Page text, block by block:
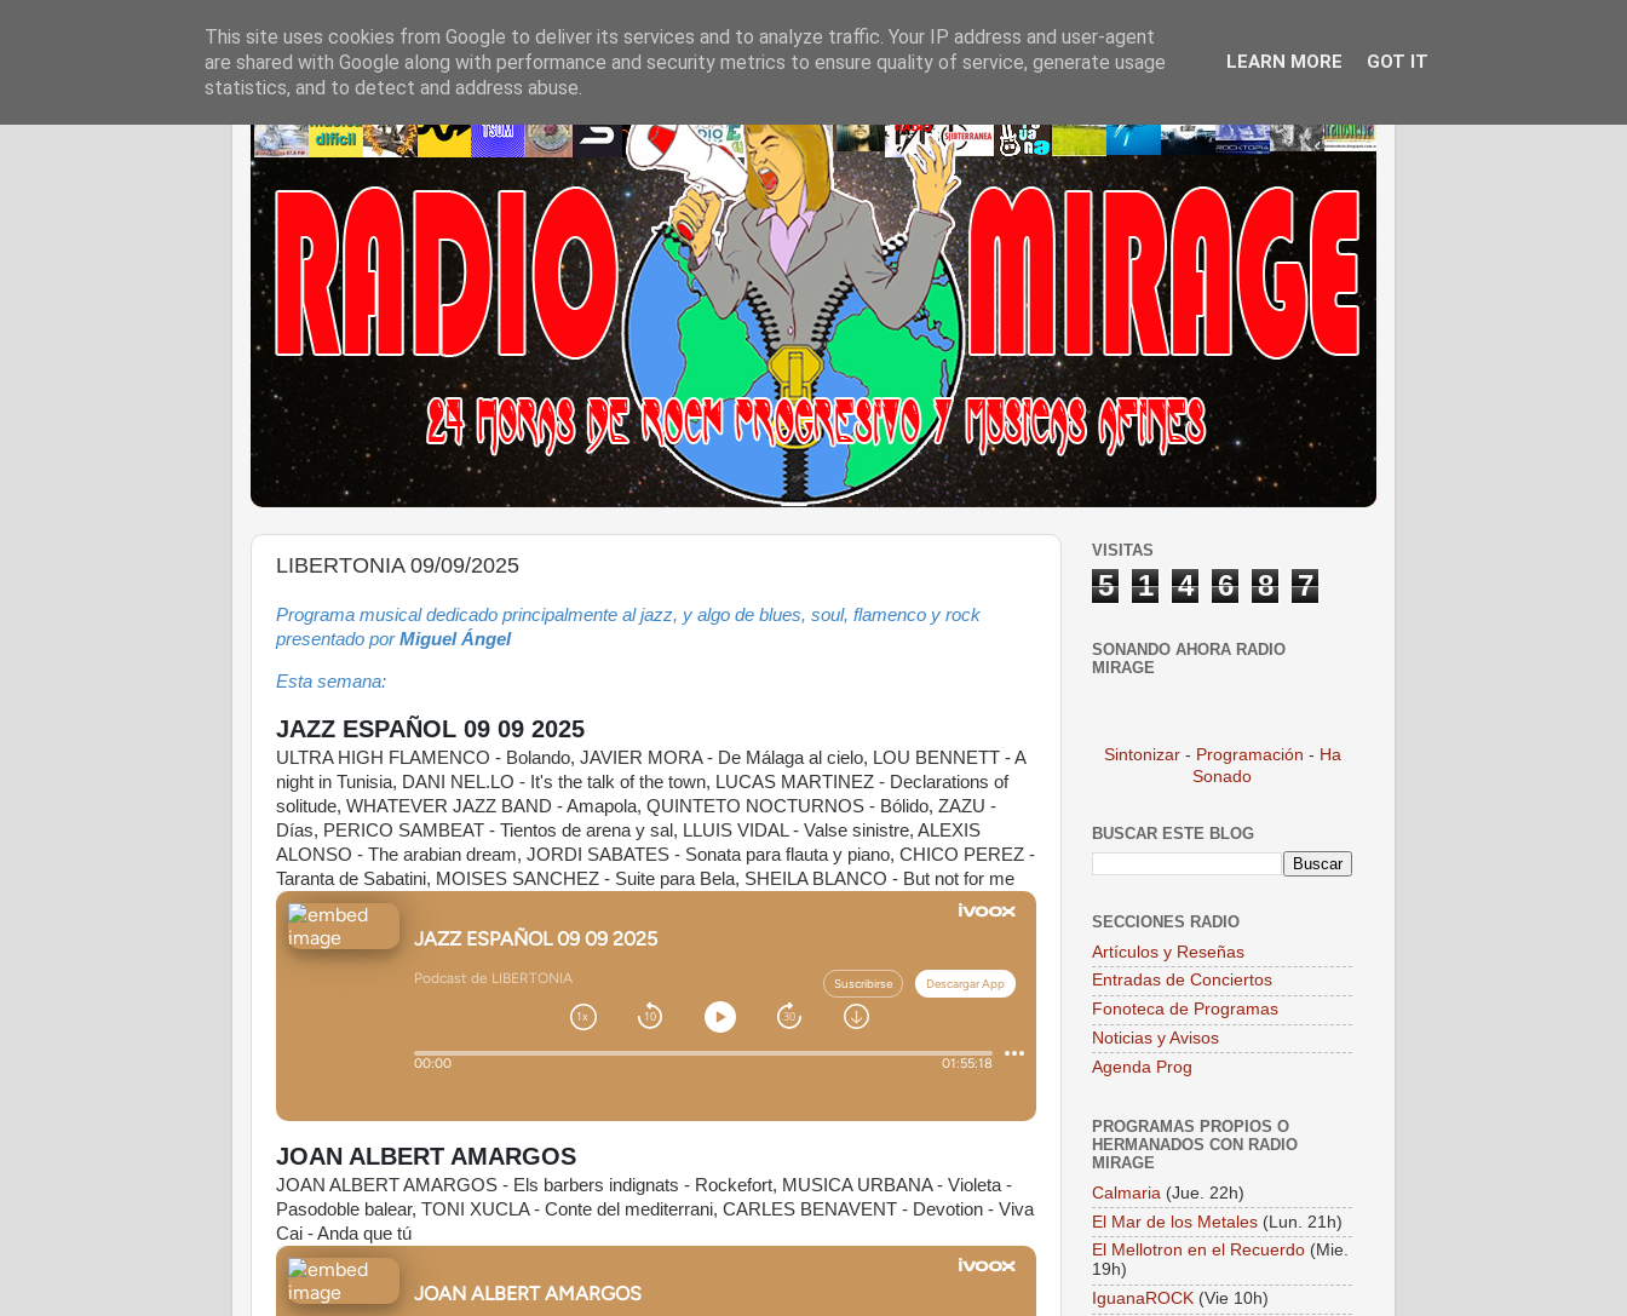
LIBERTONIA 09/09/2025
Programa musical dedicado principalmente al jazz, y algo de blues, soul, flamenco y rock
presentado porMiguel Ángel
Esta semana:
JAZZ ESPAÑOL 09 09 2025
ULTRA HIGH FLAMENCO - Bolando, JAVIER MORA - De Málaga al cielo, LOU BENNETT - A
night in Tunisia, DANI NEL.LO - It's the talk of the town, LUCAS MARTINEZ - Declarations of
solitude, WHATEVER JAZZ BAND - Amapola, QUINTETO NOCTURNOS - Bólido, ZAZU -
Días, PERICO SAMBEAT - Tientos de arena y sal, LLUIS VIDAL - Valse sinistre, ALEXIS
ALONSO - The arabian dream, JORDI SABATES - Sonata para flauta y piano, CHICO PEREZ -
Taranta de Sabatini, MOISES SANCHEZ - Suite para Bela, SHEILA BLANCO - But not for me
JOAN ALBERT AMARGOS
JOAN ALBERT AMARGOS - Els barbers indignats - Rockefort, MUSICA URBANA - Violeta -
Pasodoble balear, TONI XUCLA - Conte del mediterrani, CARLES BENAVENT - Devotion - Viva
Cai - Anda que tú
VISITAS
5 1 4 6 8 7
SONANDO AHORA RADIO
MIRAGE
Sintonizar - Programación - Ha
Sonado
BUSCAR ESTE BLOG
SECCIONES RADIO
Artículos y Reseñas
Entradas de Conciertos
Fonoteca de Programas
Noticias y Avisos
Agenda Prog
PROGRAMAS PROPIOS O
HERMANADOS CON RADIO
MIRAGE
Calmaria (Jue. 22h)
El Mar de los Metales (Lun. 21h)
El Mellotron en el Recuerdo (Mie.
19h)
IguanaROCK (Vie 10h)
This site uses cookies from Google to deliver its services and to analyze traffic. Your IP address and user-agent
are shared with Google along with performance and security metrics to ensure quality of service, generate usage
statistics, and to detect and address abuse.
LEARN MORE GOT IT